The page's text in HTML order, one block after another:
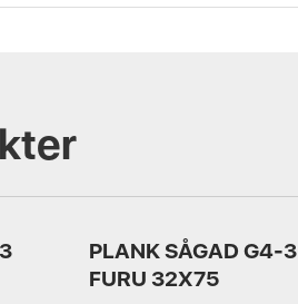
PLANK SÅGAD G4-3
FURU 32X75